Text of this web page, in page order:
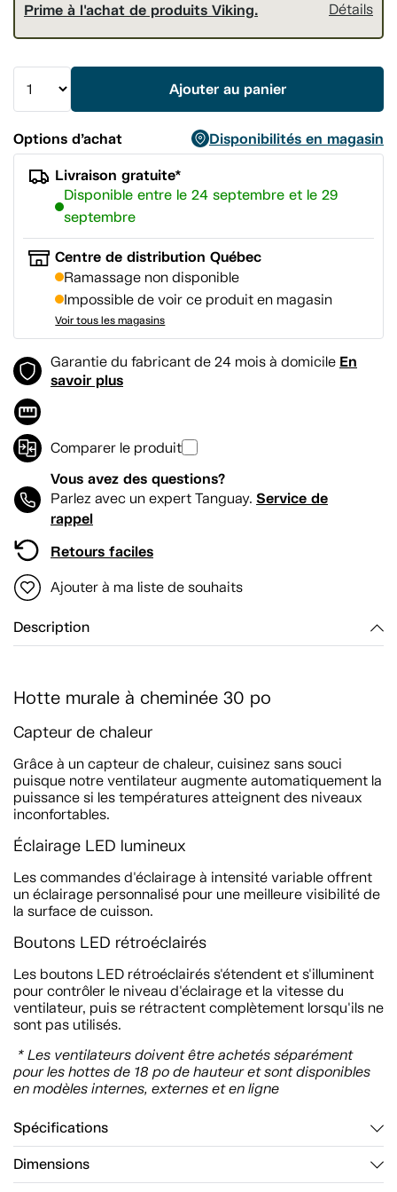
Prime à l'achat de produits Viking. Détails
Ajouter au panier
Options d’achat
Disponibilités en magasin
Livraison gratuite*
Disponible entre le 24 septembre et le 29
septembre
Centre de distribution Québec
Ramassage non disponible
Impossible de voir ce produit en magasin
Voir tous les magasins
Garantie du fabricant de 24 mois à domicile En
savoir plus
Comparer le produit
Vous avez des questions?
Parlez avec un expert Tanguay. Service de
rappel
Retours faciles
Ajouter à ma liste de souhaits
Description
Hotte murale à cheminée 30 po
Capteur de chaleur
Grâce à un capteur de chaleur, cuisinez sans souci
puisque notre ventilateur augmente automatiquement la
puissance si les températures atteignent des niveaux
inconfortables.
Éclairage LED lumineux
Les commandes d'éclairage à intensité variable offrent
un éclairage personnalisé pour une meilleure visibilité de
la surface de cuisson.
Boutons LED rétroéclairés
Les boutons LED rétroéclairés s'étendent et s'illuminent
pour contrôler le niveau d'éclairage et la vitesse du
ventilateur, puis se rétractent complètement lorsqu'ils ne
sont pas utilisés.
* Les ventilateurs doivent être achetés séparément
pour les hottes de 18 po de hauteur et sont disponibles
en modèles internes, externes et en ligne
Spécifications
Dimensions